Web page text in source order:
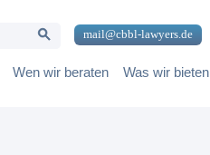
Search Button
mail@cbbl-lawyers.de
Wen wir beraten Was wir bieten